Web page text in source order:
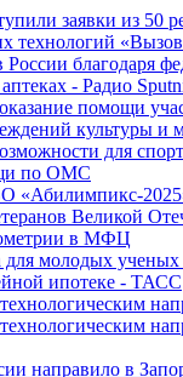
заявки из 50
благодаря
- Радио
помощи
культуры и
для
по ОМС
«Абилимпикс-
Великой
в МФЦ
для молодых
ипотеке - ТАСС
в